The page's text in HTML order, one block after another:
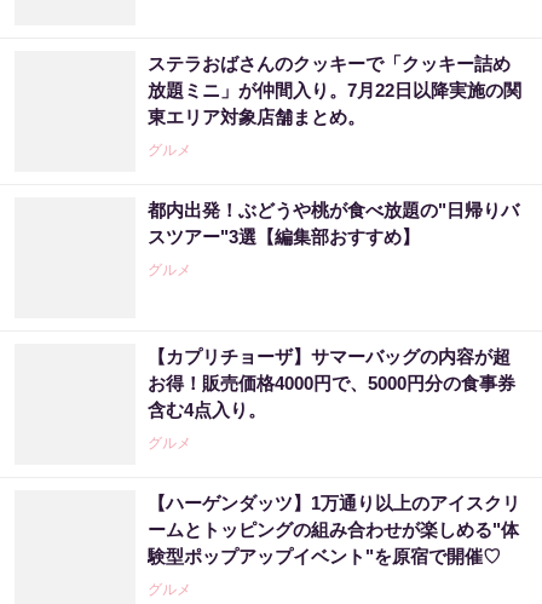
ステラおばさんのクッキーで「クッキー詰め
放題ミニ」が仲間入り。7月22日以降実施の関
東エリア対象店舗まとめ。
グルメ
都内出発！ぶどうや桃が食べ放題の"日帰りバ
スツアー"3選【編集部おすすめ】
グルメ
【カプリチョーザ】サマーバッグの内容が超
お得！販売価格4000円で、5000円分の食事券
含む4点入り。
グルメ
【ハーゲンダッツ】1万通り以上のアイスクリ
ームとトッピングの組み合わせが楽しめる"体
験型ポップアップイベント"を原宿で開催♡
グルメ